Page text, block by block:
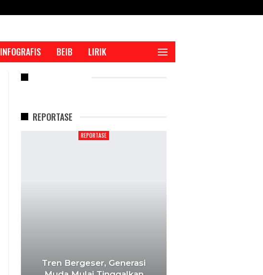
INFOGRAFIS BEIB LIRIK
REPORTASE
REPORTASE
Tren Bergeser, Generasi